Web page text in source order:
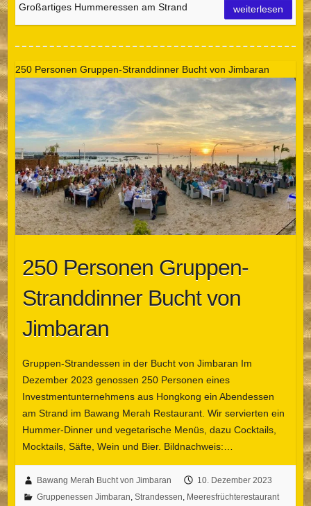
Großartiges Hummeressen am Strand weiterlesen
250 Personen Gruppen-Stranddinner Bucht von Jimbaran
250 Personen Gruppen-
Stranddinner Bucht von
Jimbaran
Gruppen-Strandessen in der Bucht von Jimbaran Im
Dezember 2023 genossen 250 Personen eines
Investmentunternehmens aus Hongkong ein Abendessen
am Strand im Bawang Merah Restaurant. Wir servierten ein
Hummer-Dinner und vegetarische Menüs, dazu Cocktails,
Mocktails, Säfte, Wein und Bier. Bildnachweis:…
Bawang Merah Bucht von Jimbaran
10. Dezember 2023
Gruppenessen Jimbaran, Strandessen, Meeresfrüchterestaurant